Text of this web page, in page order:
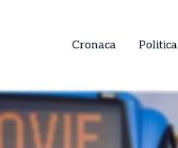
Cronaca Politica